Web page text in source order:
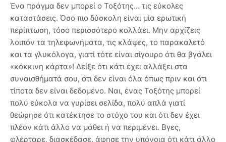
Ένα πράγμα δεν μπορεί ο Τοξότης… τις εύκολες
καταστάσεις. Όσο πιο δύσκολη είναι μία ερωτική
περίπτωση, τόσο περισσότερο κολλάει. Μην αρχίζεις
λοιπόν τα τηλεφωνήματα, τις κλάψες, το παρακαλετό
και τα γλυκόλογα, γιατί τότε είναι σίγουρο ότι θα βγάλει
«κόκκινη κάρτα»! Δείξε ότι κάτι έχει αλλάξει στα
συναισθήματά σου, ότι δεν είναι όλα όπως πριν και ότι
τίποτα δεν είναι δεδομένο. Ναι, ένας Τοξότης μπορεί
πολύ εύκολα να γυρίσει σελίδα, πολύ απλά γιατί
θεώρησε ότι κατέκτησε το στόχο του και ότι δεν έχει
πλέον κάτι άλλο να μάθει ή να περιμένει. Βγες,
φλέρταρε, διασκέδασε, άφησε την υπόνοια ότι κάτι άλλο